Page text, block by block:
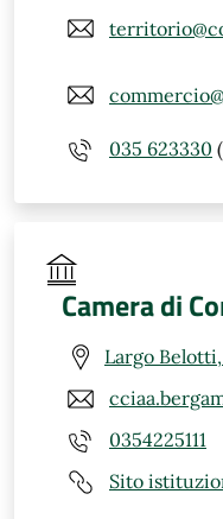
035 623330
Camera di
Largo Belotti,
0354225111
Sito